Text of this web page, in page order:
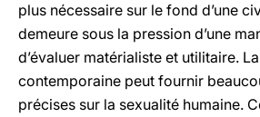
plus nécessaire sur le fond d’une
demeure sous la pression d’une
d’évaluer matérialiste et utilitaire.
contemporaine peut fournir
précises sur la sexualité humaine.